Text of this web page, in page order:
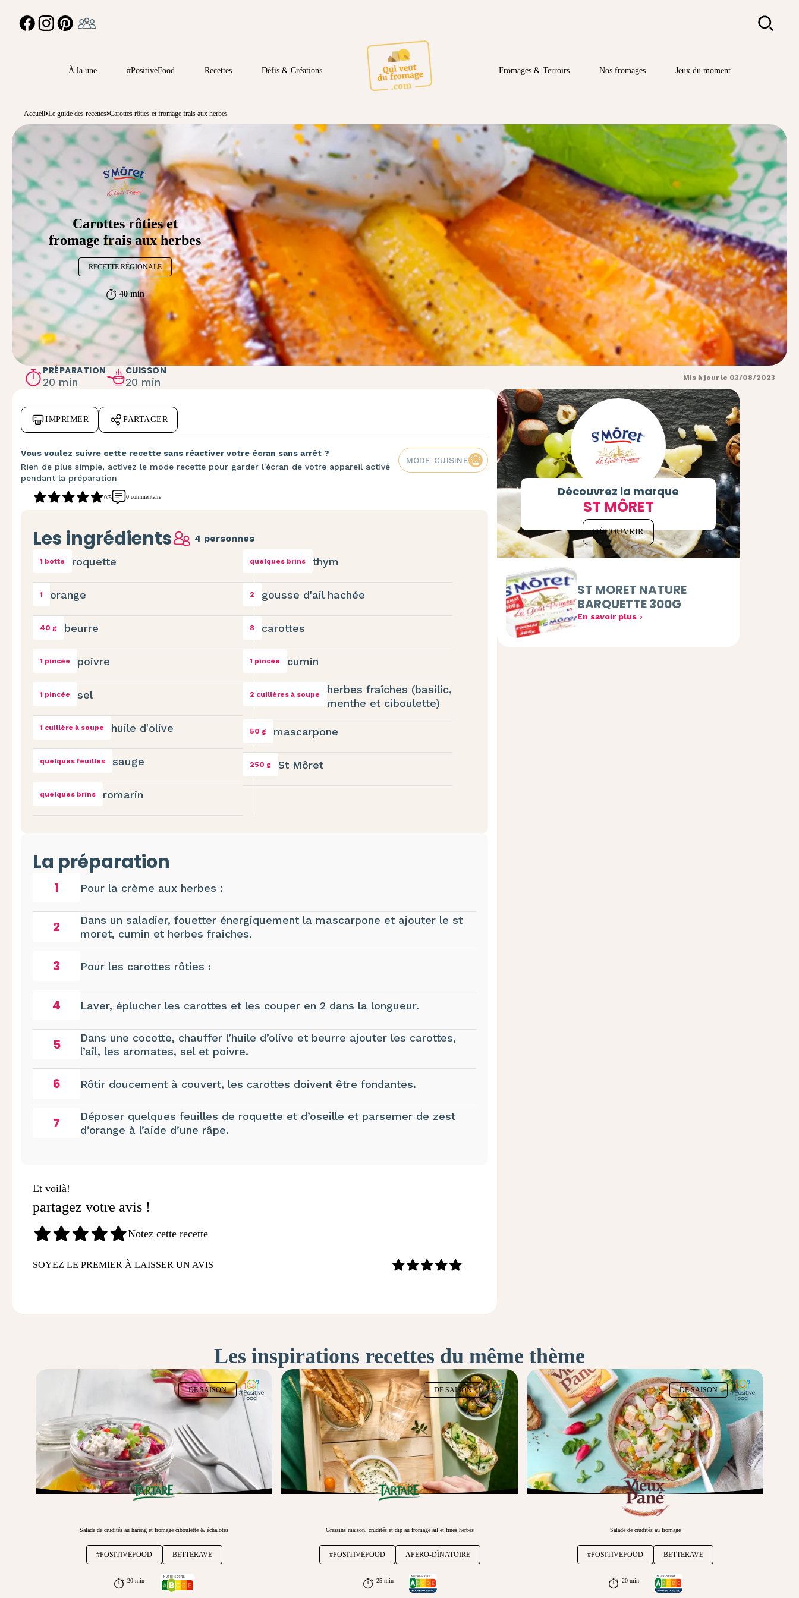
FACEBOOKINSTAGRAMPINTEREST Rechercher
À la une #PositiveFood Recettes Défis & Créations Fromages & Terroirs Nos fromages Jeux du moment
Accueil Le guide des recettes Carottes rôties et fromage frais aux herbes
Carottes rôties et
fromage frais aux herbes
RECETTE RÉGIONALE
40 min
PRÉPARATION
20 min
CUISSON
20 min Mis à jour le 03/08/2023
IMPRIMER PARTAGER
Vous voulez suivre cette recette sans réactiver votre écran sans arrêt ?
Rien de plus simple, activez le mode recette pour garder l'écran de votre appareil activé
pendant la préparation
MODE CUISINE
0/5 0 commentaire
Les ingrédients 4 personnes
1 botte roquette
1 orange
40 g beurre
1 pincée poivre
1 pincée sel
1 cuillère à soupe huile d'olive
quelques feuilles sauge
quelques brins romarin
quelques brins thym
2 gousse d'ail hachée
8 carottes
1 pincée cumin
2 cuillères à soupe
herbes fraîches (basilic,
menthe et ciboulette)
50 g mascarpone
250 g St Môret
La préparation
1 Pour la crème aux herbes :
2
Dans un saladier, fouetter énergiquement la mascarpone et ajouter le st
moret, cumin et herbes fraiches.
3 Pour les carottes rôties :
4 Laver, éplucher les carottes et les couper en 2 dans la longueur.
5
Dans une cocotte, chauffer l’huile d’olive et beurre ajouter les carottes,
l’ail, les aromates, sel et poivre.
6 Rôtir doucement à couvert, les carottes doivent être fondantes.
7
Déposer quelques feuilles de roquette et d’oseille et parsemer de zest
d’orange à l’aide d’une râpe.
Et voilà!
partagez votre avis !
Notez cette recette
SOYEZ LE PREMIER À LAISSER UN AVIS -
Découvrez la marque
ST MÔRET
DÉCOUVRIR
ST MORET NATURE
BARQUETTE 300G
En savoir plus
Les inspirations recettes du même thème
DE SAISON
Salade de crudités au hareng et fromage ciboulette & échalotes
#POSITIVEFOOD BETTERAVE
20 min
DE SAISON
Gressins maison, crudités et dip au fromage ail et fines herbes
#POSITIVEFOOD APÉRO-DÎNATOIRE
25 min
DE SAISON
Salade de crudités au fromage
#POSITIVEFOOD BETTERAVE
20 min